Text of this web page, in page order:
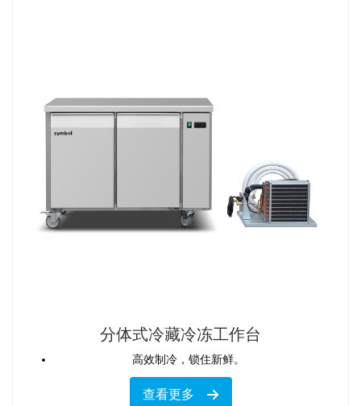
分体式冷藏冷冻工作台
高效制冷，锁住新鲜。
查看更多